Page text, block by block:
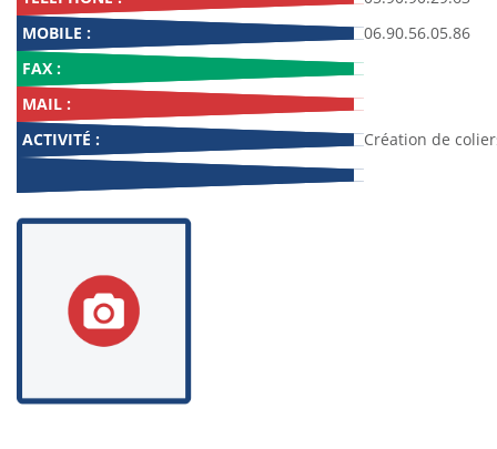
MOBILE :
06.90.56.05.86
FAX :
MAIL :
ACTIVITÉ :
Création de